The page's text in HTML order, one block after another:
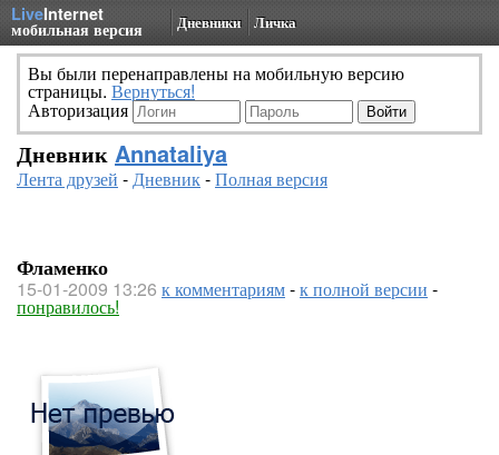
LiveInternet
мобильная версия Дневники Личка
Вы были перенаправлены на мобильную версию
страницы. Вернуться!
Авторизация
Дневник Annataliya
Лента друзей -Дневник-Полная версия
Фламенко
15-01-2009 13:26 к комментариям-к полной версии -
понравилось!